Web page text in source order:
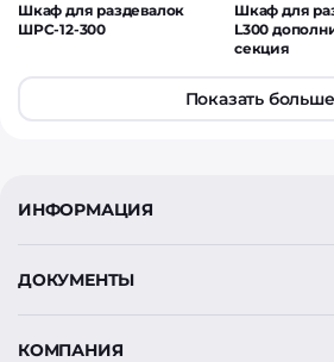
Шкаф для раздевалок
ШРС-12-300
Шкаф для
L300
секция
Показать больше
ИНФОРМАЦИЯ
ДОКУМЕНТЫ
КОМПАНИЯ